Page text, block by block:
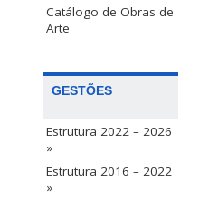
Catálogo de Obras de
Arte
GESTÕES
Estrutura 2022 – 2026
»
Estrutura 2016 – 2022
»